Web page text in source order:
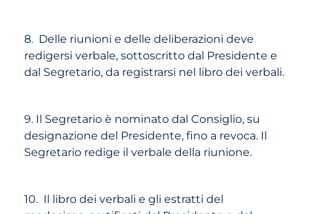
8. Delle riunioni e delle deliberazioni deve
redigersi verbale, sottoscritto dal Presidente e
dal Segretario, da registrarsi nel libro dei verbali.
9. Il Segretario è nominato dal Consiglio, su
designazione del Presidente, fino a revoca. Il
Segretario redige il verbale della riunione.
10. Il libro dei verbali e gli estratti del